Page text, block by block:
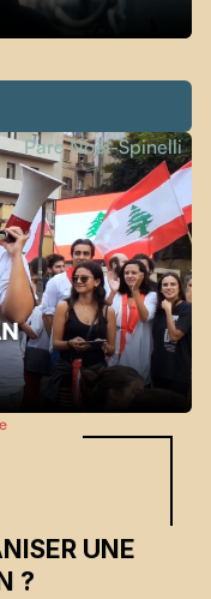
Parc Noël-Spinelli
UNE
?